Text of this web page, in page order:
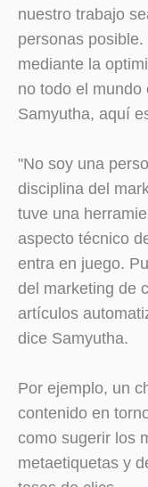
nuestro trabajo
personas
mediante la
no todo el
Samyutha, aquí
"No soy una
disciplina del
tuve una
aspecto técnico
entra en juego.
del marketing de
artículos
dice Samyutha.
Por ejemplo, un
contenido en
como sugerir los
metaetiquetas y